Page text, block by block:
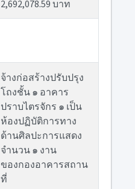
2,692,078.59 บาท
จ้างก่อสร้างปรับปรุง
โถงชั้น ๑ อาคาร
ปราบไตรจักร ๑ เป็น
ห้องปฏิบัติการทาง
ด้านศิลปะการแสดง
จำนวน ๑ งาน
ของกองอาคารสถาน
ที่